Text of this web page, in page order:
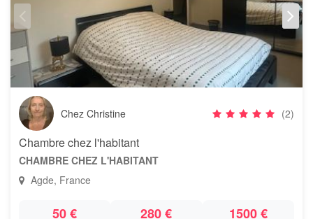
Chez Christine (2)
Chambre chez l'habitant
CHAMBRE CHEZ L'HABITANT
Agde, France
50 € 280 € 1500 €